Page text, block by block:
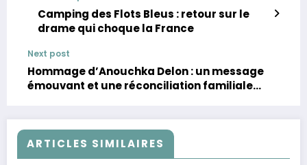
Camping des Flots Bleus : retour sur le
drame qui choque la France
Next post
Hommage d’Anouchka Delon : un message
émouvant et une réconciliation familiale
ARTICLES SIMILAIRES